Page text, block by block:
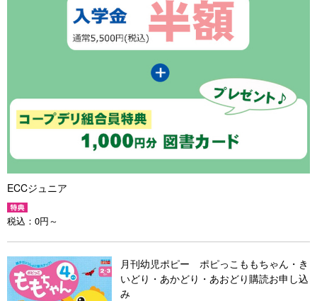
ECCジュニア
税込： 0円～
月刊幼児ポピー ポピっこももちゃん・き
いどり・あかどり・あおどり購読お申し込
み